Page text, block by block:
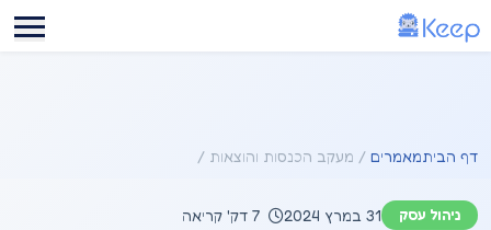
דילוג לתוכן הראשי
דף הביתמאמרים מעקב הכנסות והוצאות
ניהול עסק 31 במרץ 2024